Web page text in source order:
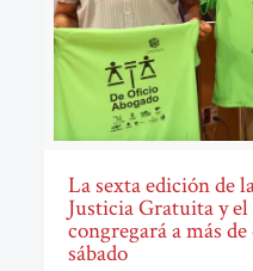
La sexta edición de
Justicia Gratuita y
congregará a más
sábado